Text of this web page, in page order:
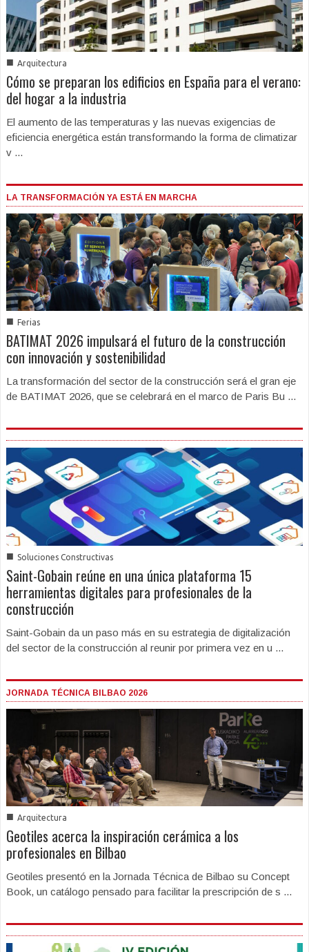
■ Arquitectura
Cómo se preparan los edificios en España para el verano:
del hogar a la industria
El aumento de las temperaturas y las nuevas exigencias de
eficiencia energética están transformando la forma de climatizar
v ...
LA TRANSFORMACIÓN YA ESTÁ EN MARCHA
■ Ferias
BATIMAT 2026 impulsará el futuro de la construcción
con innovación y sostenibilidad
La transformación del sector de la construcción será el gran eje
de BATIMAT 2026, que se celebrará en el marco de Paris Bu ...
■ Soluciones Constructivas
Saint-Gobain reúne en una única plataforma 15
herramientas digitales para profesionales de la
construcción
Saint-Gobain da un paso más en su estrategia de digitalización
del sector de la construcción al reunir por primera vez en u ...
JORNADA TÉCNICA BILBAO 2026
■ Arquitectura
Geotiles acerca la inspiración cerámica a los
profesionales en Bilbao
Geotiles presentó en la Jornada Técnica de Bilbao su Concept
Book, un catálogo pensado para facilitar la prescripción de s ...